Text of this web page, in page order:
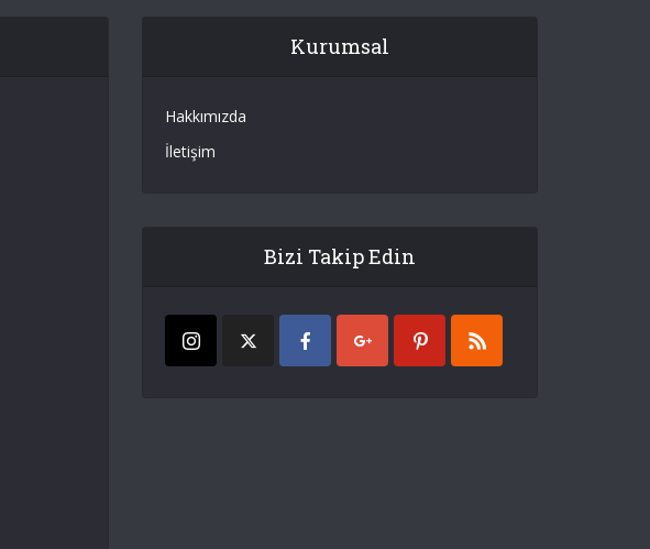
Kurumsal
Hakkımızda
İletişim
Bizi Takip Edin